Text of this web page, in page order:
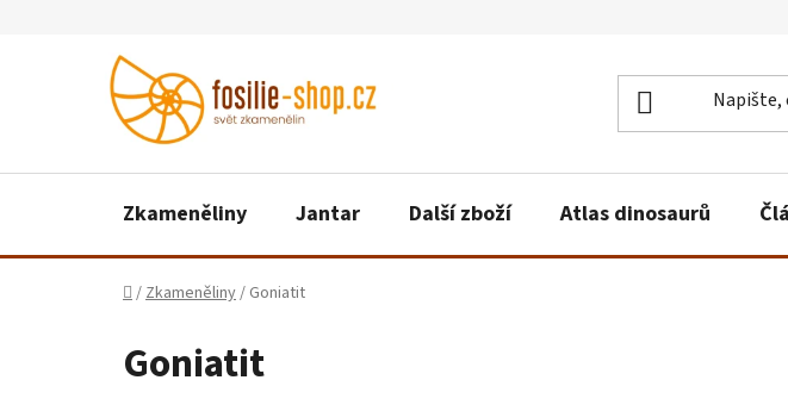
Zkameněliny Jantar Další zboží Atlas dinosaurů
Domů
/Zkameněliny/ Goniatit
Goniatit